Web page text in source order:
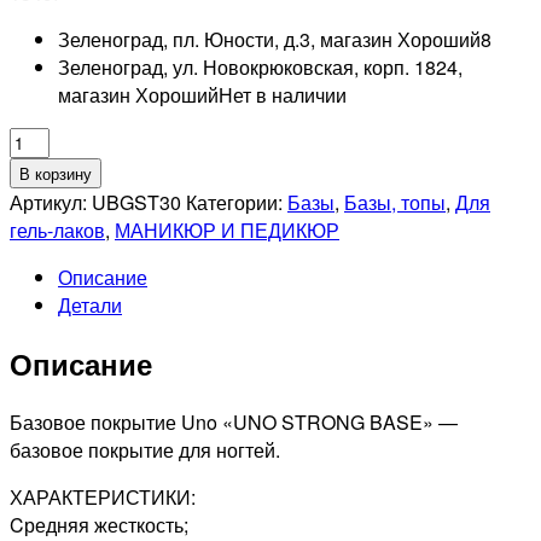
Зеленоград, пл. Юности, д.3, магазин Хороший8
Зеленоград, ул. Новокрюковская, корп. 1824,
магазин ХорошийНет в наличии
Количество
товара
UNO
Strong
покрытие
под
лак,
В корзину
Артикул: UBGST30 Категории: Базы, Базы, топы, Для
гель-лаков, МАНИКЮР И ПЕДИКЮР
Описание
Детали
Описание
Базовое покрытие Uno «UNO STRONG BASE» —
базовое покрытие для ногтей.
ХАРАКТЕРИСТИКИ:
Cредняя жесткость;